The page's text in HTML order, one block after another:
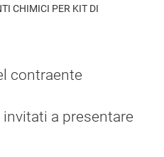
CHIMICI PER KIT DI
contraente
a presentare